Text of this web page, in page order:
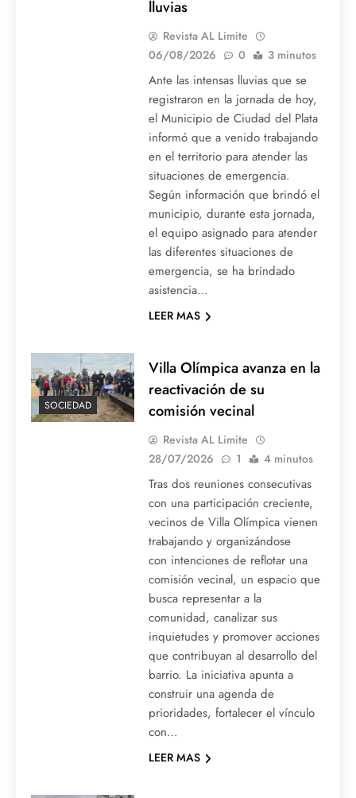
lluvias
Revista AL Limite
06/08/2026
0 3 minutos
Ante las intensas lluvias que se
registraron en la jornada de hoy,
el Municipio de Ciudad del Plata
informó que a venido trabajando
en el territorio para atender las
situaciones de emergencia.
Según información que brindó el
municipio, durante esta jornada,
el equipo asignado para atender
las diferentes situaciones de
emergencia, se ha brindado
asistencia…
LEER MAS
SOCIEDAD
Villa Olímpica avanza en la
reactivación de su
comisión vecinal
Revista AL Limite
28/07/2026
1 4 minutos
Tras dos reuniones consecutivas
con una participación creciente,
vecinos de Villa Olímpica vienen
trabajando y organizándose
con intenciones de reflotar una
comisión vecinal, un espacio que
busca representar a la
comunidad, canalizar sus
inquietudes y promover acciones
que contribuyan al desarrollo del
barrio. La iniciativa apunta a
construir una agenda de
prioridades, fortalecer el vínculo
con…
LEER MAS